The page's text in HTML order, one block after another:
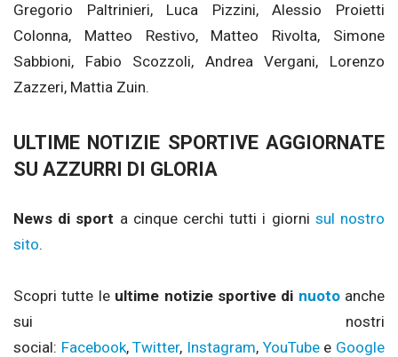
Gregorio Paltrinieri, Luca Pizzini, Alessio Proietti
Colonna, Matteo Restivo, Matteo Rivolta, Simone
Sabbioni, Fabio Scozzoli, Andrea Vergani, Lorenzo
Zazzeri, Mattia Zuin.
ULTIME NOTIZIE SPORTIVE AGGIORNATE
SU AZZURRI DI GLORIA
News di sport a cinque cerchi tutti i giorni sul nostro
sito.
Scopri tutte le ultime notizie sportive di nuoto anche
sui nostri
social: Facebook,Twitter, Instagram, YouTubee Google